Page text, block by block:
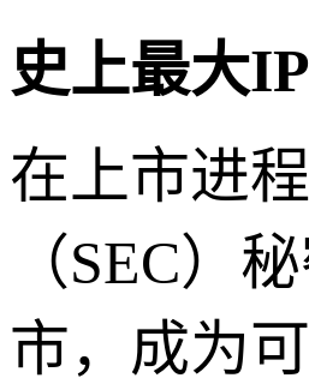
史上最大
在上市进
（SEC）
市，成为